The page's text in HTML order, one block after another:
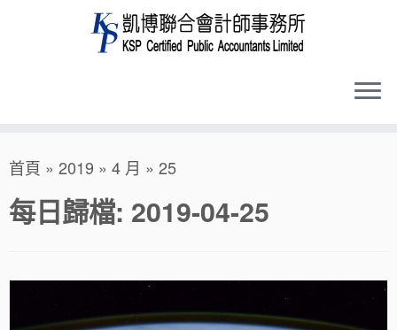
to
content
首頁 » 2019 » 4 月 » 25
每日歸檔: 2019-04-25